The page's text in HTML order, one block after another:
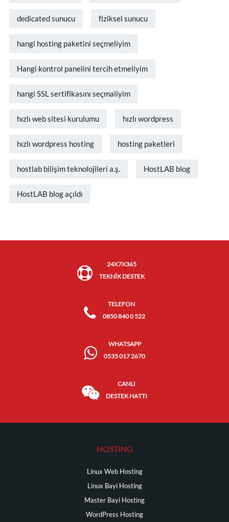
dedicated sunucu fiziksel sunucu
hangi hosting paketini seçmeliyim
Hangi kontrol panelini tercih etmeliyim
hangi SSL sertifikasını seçmaliyim
hızlı web sitesi kurulumu hızlı wordpress
hızlı wordpress hosting hosting paketleri
hostlab bilişim teknolojileri a.ş. HostLAB blog
HostLAB blog açıldı
24X7X365
TEKNİK DESTEK
TELEFON
0850 840 0 522
WHATSAPP
0535 017 2670
CANLI
DESTEK HATTI
HOSTING
Linux Web Hosting
Linux Bayi Hosting
Master Bayi Hosting
WordPress Hosting